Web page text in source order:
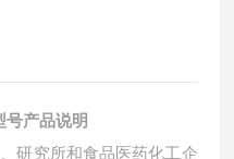
号产品说明
研究所和食品医药化工企